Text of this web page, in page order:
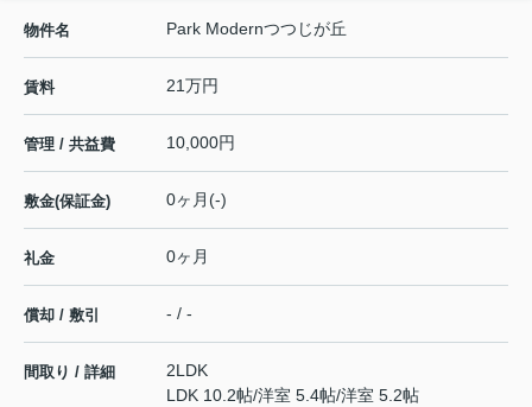
物件名 Park Modernつつじが丘
賃料 21万円
管理 / 共益費 10,000円
敷金(保証金) 0ヶ月(-)
礼金 0ヶ月
償却 / 敷引 - / -
間取り / 詳細
2LDK
LDK 10.2帖/洋室 5.4帖/洋室 5.2帖